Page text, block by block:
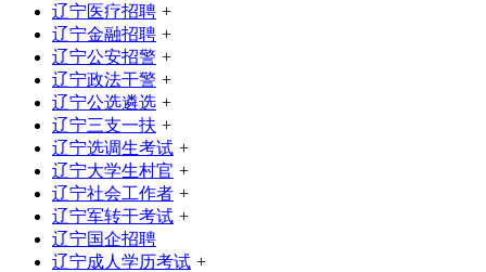
辽宁医疗招聘 +
辽宁金融招聘 +
辽宁公安招警 +
辽宁政法干警 +
辽宁公选遴选 +
辽宁三支一扶 +
辽宁选调生考试 +
辽宁大学生村官 +
辽宁社会工作者 +
辽宁军转干考试 +
辽宁国企招聘
辽宁成人学历考试 +